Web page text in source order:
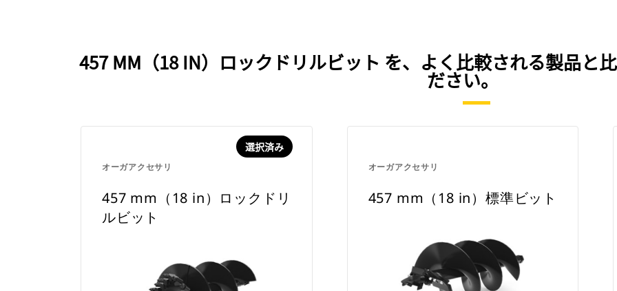
457 MM（18 IN）ロックドリルビット を、よく比較される製品と
ださい。
オーガアクセサリ
選択済み
457 mm（18 in）ロックドリ
ルビット
オーガアクセサリ
457 mm（18 in）標準ビット